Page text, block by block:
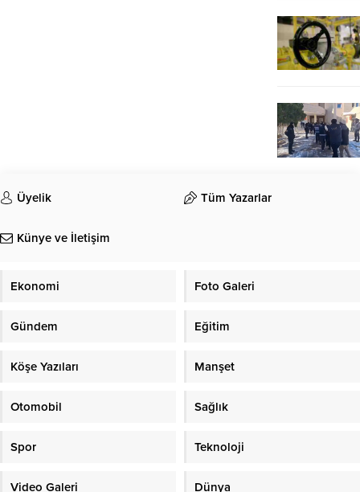
Üyelik Tüm Yazarlar
Künye ve İletişim
Ekonomi Foto Galeri
Gündem Eğitim
Köşe Yazıları Manşet
Otomobil Sağlık
Spor Teknoloji
Video Galeri Dünya